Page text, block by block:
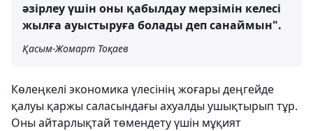
әзірлеу үшін оны қабылдау мерзімін келесі
жылға ауыстыруға болады деп санаймын".
Қасым-Жомарт Тоқаев
Көлеңкелі экономика үлесінің жоғары деңгейде
қалуы қаржы саласындағы ахуалды ушықтырып тұр.
Оны айтарлықтай төмендету үшін мұқият